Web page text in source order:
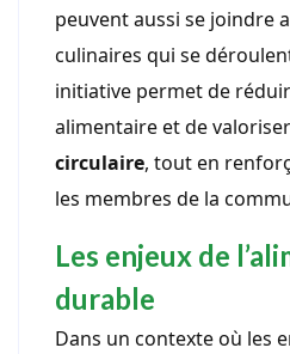
peuvent aussi se joindre
culinaires qui se
initiative permet de
alimentaire et de
circulaire, tout en
les membres de la
Les enjeux de
durable
Dans un contexte où les